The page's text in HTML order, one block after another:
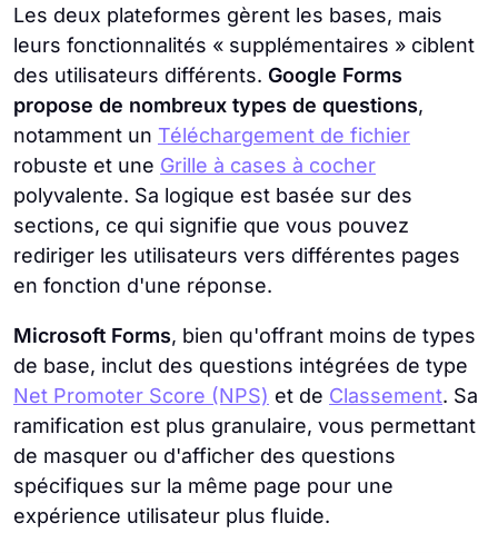
Les deux plateformes gèrent les bases, mais
leurs fonctionnalités « supplémentaires » ciblent
des utilisateurs différents. Google Forms
propose de nombreux types de questions,
notamment un Téléchargement de fichier
robuste et une Grille à cases à cocher
polyvalente. Sa logique est basée sur des
sections, ce qui signifie que vous pouvez
rediriger les utilisateurs vers différentes pages
en fonction d'une réponse.
Microsoft Forms, bien qu'offrant moins de types
de base, inclut des questions intégrées de type
Net Promoter Score (NPS) et de Classement. Sa
ramification est plus granulaire, vous permettant
de masquer ou d'afficher des questions
spécifiques sur la même page pour une
expérience utilisateur plus fluide.